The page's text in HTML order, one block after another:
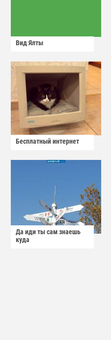
Вид Ялты
Бесплатный интернет
Да иди ты сам знаешь
куда